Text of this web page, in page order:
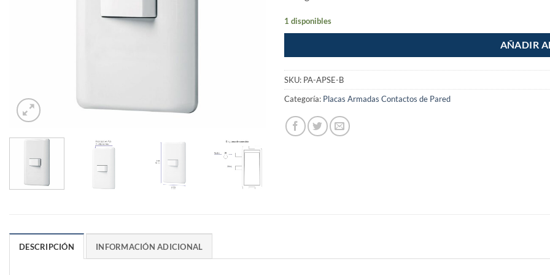
1 disponibles
AÑADIR
SKU: PA-APSE-B
Categoría: Placas Armadas Contactos de Pared
DESCRIPCIÓN INFORMACIÓN ADICIONAL